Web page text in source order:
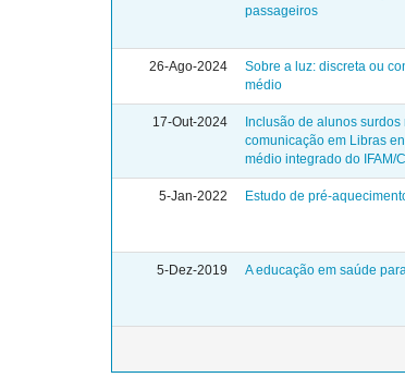
passageiros
26-Ago-2024
Sobre a luz: discreta ou
médio
17-Out-2024
Inclusão de alunos
comunicação em Libras
médio integrado do IFAM/
5-Jan-2022 Estudo de pré-
5-Dez-2019 A educação em saúde